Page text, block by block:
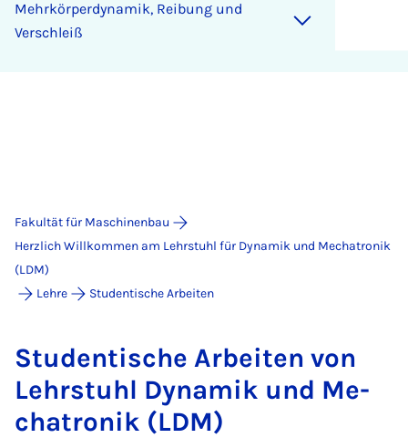
Mehr­kör­perdy­na­mik, Rei­bung und
Ver­schleiß
Fakultät für Maschinenbau
Herzlich Willkommen am Lehrstuhl für Dynamik und Mechatronik
(LDM)
Lehre
Studentische Arbeiten
Stu­den­ti­sche Ar­bei­ten von
Lehr­stuhl Dy­na­mik und Me­
cha­tro­nik (LDM)